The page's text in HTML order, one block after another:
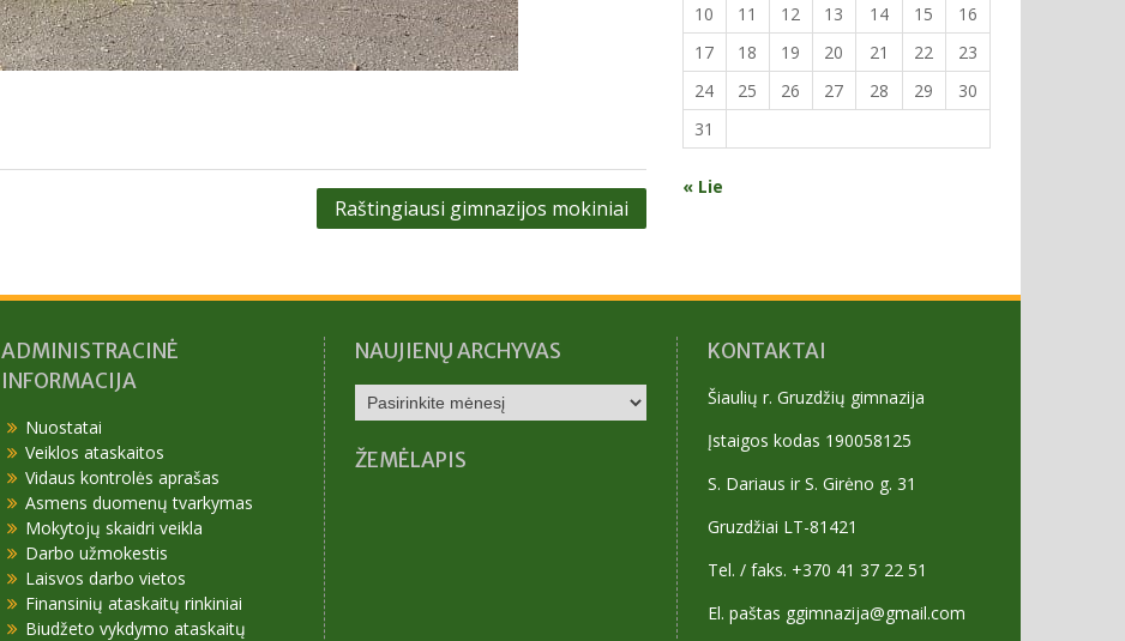
Raštingiausi gimnazijos mokiniai
10
11 12 13 14 15
16
17
18 19 20 21 22
23
24
25 26 27 28 29
30
31
« Lie
ADMINISTRACINĖ
INFORMACIJA
Nuostatai
Veiklos ataskaitos
Vidaus kontrolės aprašas
Asmens duomenų tvarkymas
Mokytojų skaidri veikla
Darbo užmokestis
Laisvos darbo vietos
Finansinių ataskaitų rinkiniai
Biudžeto vykdymo ataskaitų
NAUJIENŲ ARCHYVAS
NAUJIENŲ
ARCHYVAS
ŽEMĖLAPIS
KONTAKTAI
Šiaulių r. Gruzdžių gimnazija
Įstaigos kodas 190058125
S. Dariaus ir S. Girėno g. 31
Gruzdžiai LT-81421
Tel. / faks. +370 41 37 22 51
El. paštas ggimnazija@gmail.com